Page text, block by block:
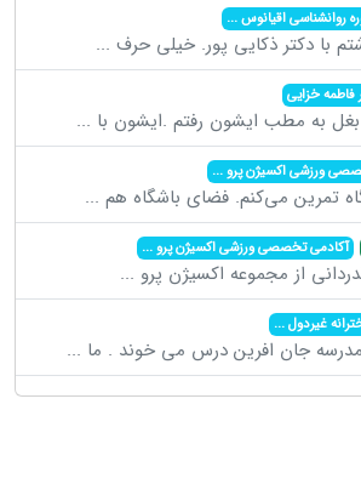
روانشناسی اقیانوس...
با دکتر ذکایی پور. خیلی حرف ...
خزایی
به مطب ایشون رفتم .ایشون با ...
ورزشی اکسیژن پرو...
تمرین می‌کنم. فضای باشگاه هم ...
آکادمی تخصصی ورزشی اکسیژن پرو...
از مجموعه اکسیژن پرو ...
غیردول...
جان افرین درس می خوند . ما ...